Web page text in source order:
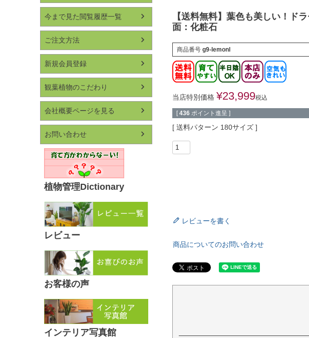
今まで見た閲覧履歴一覧
ご注文方法
新規会員登録
観葉植物のこだわり
会社概要ページを見る
お問い合わせ
植物管理Dictionary
レビュー
お客様の声
インテリア写真館
【送料無料】葉色も美しい！ド
面：化粧石
商品番号 g9-lemonl
当店特別価格 ¥23,999税込
[ 436 ポイント進呈 ]
送料パターン 180サイズ
レビューを書く
商品についてのお問い合わせ